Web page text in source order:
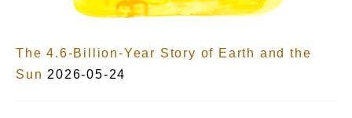
The 4.6-Billion-Year Story of Earth and the
Sun 2026-05-24